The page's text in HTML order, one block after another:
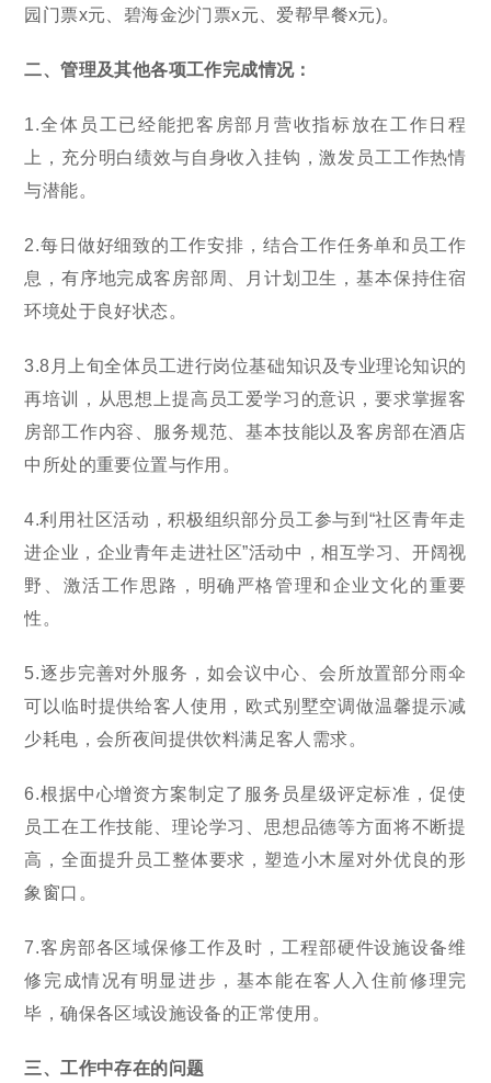
园门票x元、碧海金沙门票x元、爱帮早餐x元)。
二、管理及其他各项工作完成情况：
1.全体员工已经能把客房部月营收指标放在工作日程
上，充分明白绩效与自身收入挂钩，激发员工工作热情
与潜能。
2.每日做好细致的工作安排，结合工作任务单和员工作
息，有序地完成客房部周、月计划卫生，基本保持住宿
环境处于良好状态。
3.8月上旬全体员工进行岗位基础知识及专业理论知识的
再培训，从思想上提高员工爱学习的意识，要求掌握客
房部工作内容、服务规范、基本技能以及客房部在酒店
中所处的重要位置与作用。
4.利用社区活动，积极组织部分员工参与到“社区青年走
进企业，企业青年走进社区”活动中，相互学习、开阔视
野、激活工作思路，明确严格管理和企业文化的重要
性。
5.逐步完善对外服务，如会议中心、会所放置部分雨伞
可以临时提供给客人使用，欧式别墅空调做温馨提示减
少耗电，会所夜间提供饮料满足客人需求。
6.根据中心增资方案制定了服务员星级评定标准，促使
员工在工作技能、理论学习、思想品德等方面将不断提
高，全面提升员工整体要求，塑造小木屋对外优良的形
象窗口。
7.客房部各区域保修工作及时，工程部硬件设施设备维
修完成情况有明显进步，基本能在客人入住前修理完
毕，确保各区域设施设备的正常使用。
三、工作中存在的问题